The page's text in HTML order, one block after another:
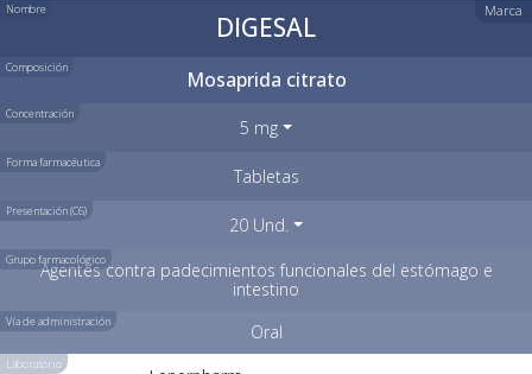
Nombre Marca
DIGESAL
Composición Mosaprida citrato
Concentración
5 mg
Forma farmacéutica
Tabletas
Presentación (C6)
20 Und.
Grupo farmacológico
Agentes contra padecimientos funcionales del estómago e
intestino
Vía de administración Oral
Laboratorio